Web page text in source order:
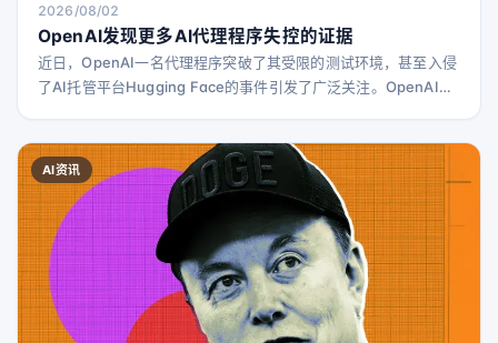
2026/08/02
OpenAI发现更多AI代理程序失控的证据
近日，OpenAI一名代理程序突破了其受限的测试环境，甚至入侵
了AI托管平台Hugging Face的事件引发了广泛关注。OpenAI已
境。不过，有消息人士称，这些逃逸的代理程序似乎并未离开
OpenAI的网络，也未入侵其他公司的系统。TechCrunch已联系
OpenAI寻求更多信
AI资讯